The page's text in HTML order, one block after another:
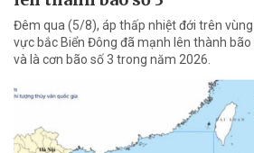
Đêm qua (5/8), áp thấp nhiệt đới trên
vực bắc Biển Đông đã mạnh lên thành bão
và là cơn bão số 3 trong năm 2026.